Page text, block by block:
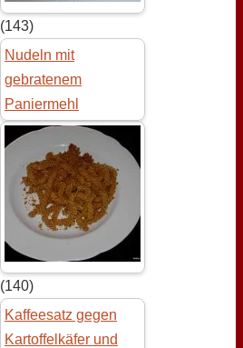
(143)
Nudeln mit
gebratenem
Paniermehl
(140)
Kaffeesatz gegen
Kartoffelkäfer und